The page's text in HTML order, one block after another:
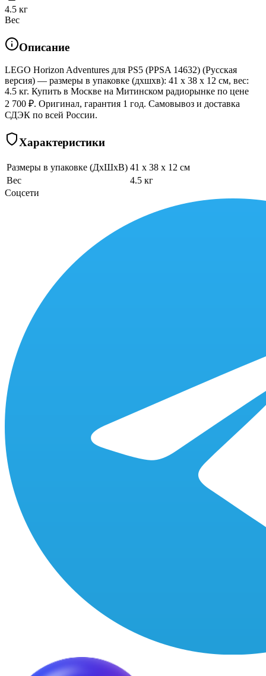
4.5 кг
Вес
Описание
LEGO Horizon Adventures для PS5 (PPSA 14632) (Русская
версия) — размеры в упаковке (дхшхв): 41 x 38 x 12 см, вес:
4.5 кг. Купить в Москве на Митинском радиорынке по цене
2 700 ₽. Оригинал, гарантия 1 год. Самовывоз и доставка
СДЭК по всей России.
Характеристики
Размеры в упаковке (ДхШхВ) 41 x 38 x 12 см
Вес
4.5 кг
Соцсети